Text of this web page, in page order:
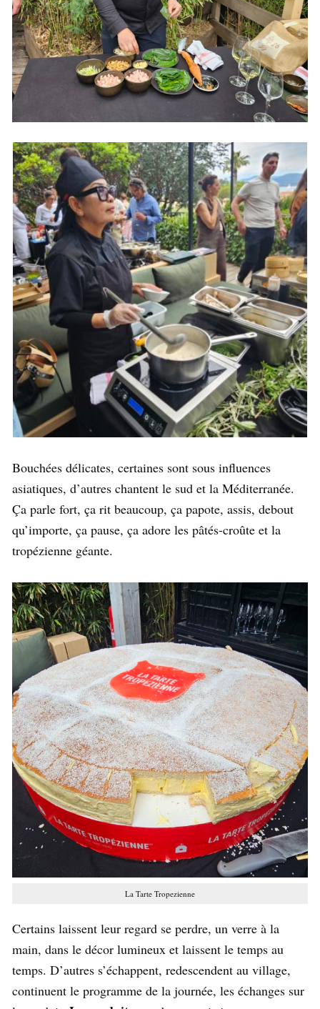
Bouchées délicates, certaines sont sous influences
asiatiques, d’autres chantent le sud et la Méditerranée.
Ça parle fort, ça rit beaucoup, ça papote, assis, debout
qu’importe, ça pause, ça adore les pâtés-croûte et la
tropézienne géante.
La Tarte Tropezienne
Certains laissent leur regard se perdre, un verre à la
main, dans le décor lumineux et laissent le temps au
temps. D’autres s’échappent, redescendent au village,
continuent le programme de la journée, les échanges sur